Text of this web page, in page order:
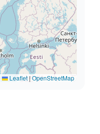
Leaflet|OpenStreetMap